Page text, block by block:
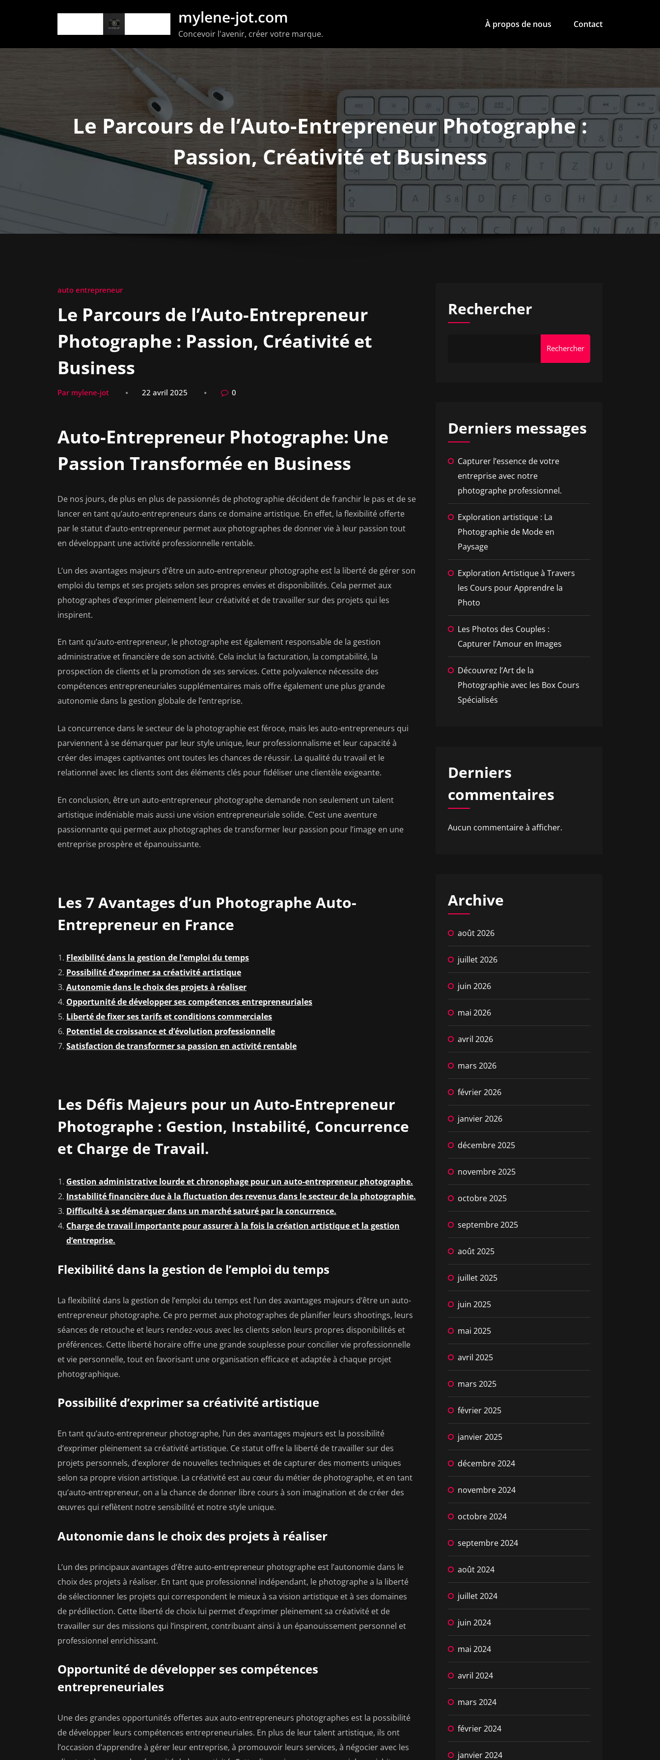
mylene-jot.com
Concevoir l'avenir, créer votre marque.
À propos de nous Contact
Le Parcours de l’Auto-Entrepreneur Photographe :
Passion, Créativité et Business
auto entrepreneur
Le Parcours de l’Auto-Entrepreneur
Photographe : Passion, Créativité et
Business
Par mylene-jot 22 avril 2025 0
Auto-Entrepreneur Photographe: Une
Passion Transformée en Business
De nos jours, de plus en plus de passionnés de photographie décident de franchir le pas et de se
lancer en tant qu’auto-entrepreneurs dans ce domaine artistique. En effet, la flexibilité offerte
par le statut d’auto-entrepreneur permet aux photographes de donner vie à leur passion tout
en développant une activité professionnelle rentable.
L’un des avantages majeurs d’être un auto-entrepreneur photographe est la liberté de gérer son
emploi du temps et ses projets selon ses propres envies et disponibilités. Cela permet aux
photographes d’exprimer pleinement leur créativité et de travailler sur des projets qui les
inspirent.
En tant qu’auto-entrepreneur, le photographe est également responsable de la gestion
administrative et financière de son activité. Cela inclut la facturation, la comptabilité, la
prospection de clients et la promotion de ses services. Cette polyvalence nécessite des
compétences entrepreneuriales supplémentaires mais offre également une plus grande
autonomie dans la gestion globale de l’entreprise.
La concurrence dans le secteur de la photographie est féroce, mais les auto-entrepreneurs qui
parviennent à se démarquer par leur style unique, leur professionnalisme et leur capacité à
créer des images captivantes ont toutes les chances de réussir. La qualité du travail et le
relationnel avec les clients sont des éléments clés pour fidéliser une clientèle exigeante.
En conclusion, être un auto-entrepreneur photographe demande non seulement un talent
artistique indéniable mais aussi une vision entrepreneuriale solide. C’est une aventure
passionnante qui permet aux photographes de transformer leur passion pour l’image en une
entreprise prospère et épanouissante.
Les 7 Avantages d’un Photographe Auto-
Entrepreneur en France
Flexibilité dans la gestion de l’emploi du temps
Possibilité d’exprimer sa créativité artistique
Autonomie dans le choix des projets à réaliser
Opportunité de développer ses compétences entrepreneuriales
Liberté de fixer ses tarifs et conditions commerciales
Potentiel de croissance et d’évolution professionnelle
Satisfaction de transformer sa passion en activité rentable
Les Défis Majeurs pour un Auto-Entrepreneur
Photographe : Gestion, Instabilité, Concurrence
et Charge de Travail.
Gestion administrative lourde et chronophage pour un auto-entrepreneur photographe.
Instabilité financière due à la fluctuation des revenus dans le secteur de la photographie.
Difficulté à se démarquer dans un marché saturé par la concurrence.
Charge de travail importante pour assurer à la fois la création artistique et la gestion
d’entreprise.
Flexibilité dans la gestion de l’emploi du temps
La flexibilité dans la gestion de l’emploi du temps est l’un des avantages majeurs d’être un auto-
entrepreneur photographe. Ce pro permet aux photographes de planifier leurs shootings, leurs
séances de retouche et leurs rendez-vous avec les clients selon leurs propres disponibilités et
préférences. Cette liberté horaire offre une grande souplesse pour concilier vie professionnelle
et vie personnelle, tout en favorisant une organisation efficace et adaptée à chaque projet
photographique.
Possibilité d’exprimer sa créativité artistique
En tant qu’auto-entrepreneur photographe, l’un des avantages majeurs est la possibilité
d’exprimer pleinement sa créativité artistique. Ce statut offre la liberté de travailler sur des
projets personnels, d’explorer de nouvelles techniques et de capturer des moments uniques
selon sa propre vision artistique. La créativité est au cœur du métier de photographe, et en tant
qu’auto-entrepreneur, on a la chance de donner libre cours à son imagination et de créer des
œuvres qui reflètent notre sensibilité et notre style unique.
Autonomie dans le choix des projets à réaliser
L’un des principaux avantages d’être auto-entrepreneur photographe est l’autonomie dans le
choix des projets à réaliser. En tant que professionnel indépendant, le photographe a la liberté
de sélectionner les projets qui correspondent le mieux à sa vision artistique et à ses domaines
de prédilection. Cette liberté de choix lui permet d’exprimer pleinement sa créativité et de
travailler sur des missions qui l’inspirent, contribuant ainsi à un épanouissement personnel et
professionnel enrichissant.
Opportunité de développer ses compétences
entrepreneuriales
Une des grandes opportunités offertes aux auto-entrepreneurs photographes est la possibilité
de développer leurs compétences entrepreneuriales. En plus de leur talent artistique, ils ont
l’occasion d’apprendre à gérer leur entreprise, à promouvoir leurs services, à négocier avec les
Rechercher
Rechercher
Derniers messages
Capturer l’essence de votre
entreprise avec notre
photographe professionnel.
Exploration artistique : La
Photographie de Mode en
Paysage
Exploration Artistique à Travers
les Cours pour Apprendre la
Photo
Les Photos des Couples :
Capturer l’Amour en Images
Découvrez l’Art de la
Photographie avec les Box Cours
Spécialisés
Derniers
commentaires
Aucun commentaire à afficher.
Archive
août 2026
juillet 2026
juin 2026
mai 2026
avril 2026
mars 2026
février 2026
janvier 2026
décembre 2025
novembre 2025
octobre 2025
septembre 2025
août 2025
juillet 2025
juin 2025
mai 2025
avril 2025
mars 2025
février 2025
janvier 2025
décembre 2024
novembre 2024
octobre 2024
septembre 2024
août 2024
juillet 2024
juin 2024
mai 2024
avril 2024
mars 2024
février 2024
janvier 2024